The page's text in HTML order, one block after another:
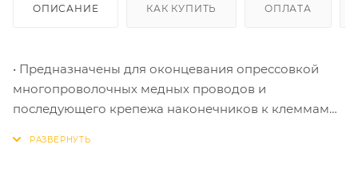
ОПИСАНИЕ КАК КУПИТЬ ОПЛАТА
• Предназначены для оконцевания опрессовкой
многопроволочных медных проводов и
последующего крепежа наконечников к клеммам